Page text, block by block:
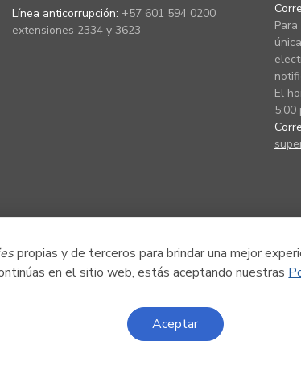
propias y de terceros para brindar una mejor
en el sitio web, estás aceptando nuestras
Aceptar
Línea anticorrupción: +57 601 594 0200
extensiones 2334 y 3623
El
5:00